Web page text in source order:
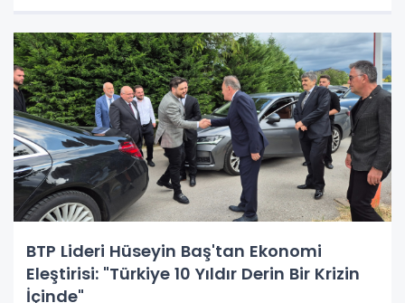
BTP Lideri Hüseyin Baş'tan Ekonomi
Eleştirisi: "Türkiye 10 Yıldır Derin Bir Krizin
İçinde"